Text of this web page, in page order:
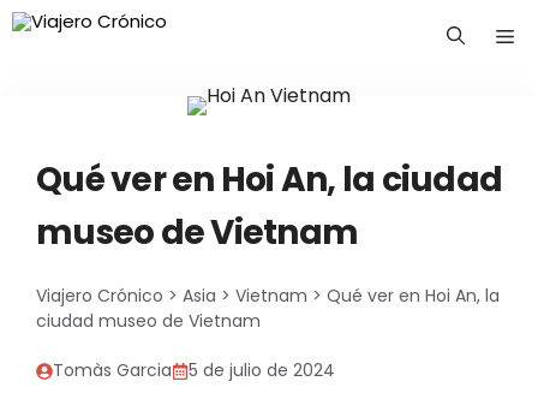
Saltar
Qué ver en Hoi An, la ciudad
museo de Vietnam
Viajero Crónico > Asia > Vietnam > Qué ver en Hoi An, la
ciudad museo de Vietnam
Tomàs Garcia 5 de julio de 2024